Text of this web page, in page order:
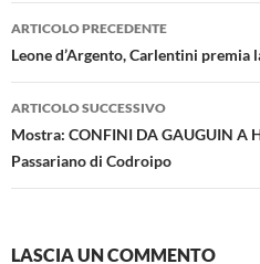
Navigazione
articolo
ARTICOLO PRECEDENTE
Leone d’Argento, Carlentini premia
ARTICOLO SUCCESSIVO
Mostra: CONFINI DA GAUGUIN A
Passariano di Codroipo
LASCIA UN COMMENTO